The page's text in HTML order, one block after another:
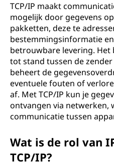
TCP/IP maakt
mogelijk door gegevens
pakketten, deze te
bestemmingsinformatie
betrouwbare levering.
tot stand tussen de
beheert de
eventuele fouten of
af. Met TCP/IP kun je
ontvangen via netwerken,
communicatie tussen
Wat is de rol van
TCP/IP?